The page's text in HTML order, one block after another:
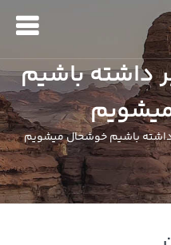
داشته باشیم
داشته باشیم خوشحال میشویم